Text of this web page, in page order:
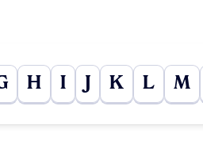
H I K L M